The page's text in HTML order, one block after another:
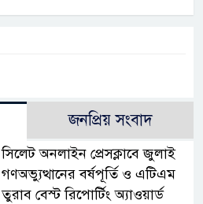
জনপ্রিয় সংবাদ
সিলেট অনলাইন প্রেসক্লাবে জুলাই
গণঅভ্যুত্থানের বর্ষপূর্তি ও এটিএম
তুরাব বেস্ট রিপোর্টিং অ্যাওয়ার্ড